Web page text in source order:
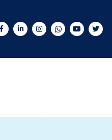
FacebookLinkedInInstagramWhatsAppYouTube